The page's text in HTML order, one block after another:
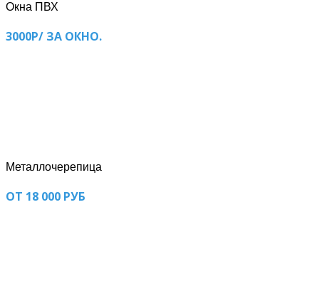
Окна ПВХ
3000Р/ ЗА ОКНО.
Металлочерепица
ОТ 18 000 РУБ